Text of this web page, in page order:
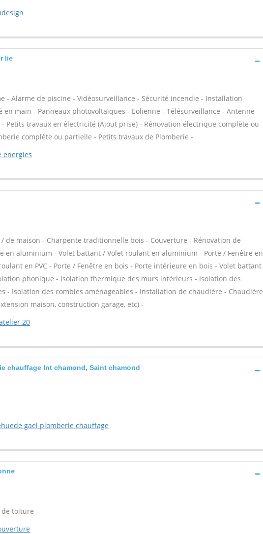
lie
- Alarme de piscine - Vidéosurveillance - Sécurité incendie - Installation
en main - Panneaux photovoltaïques - Eolienne - Télésurveillance - Antenne
Petits travaux en électricité (Ajout prise) - Rénovation électrique complète ou
complète ou partielle - Petits travaux de Plomberie -
energies
/ de maison - Charpente traditionnelle bois - Couverture - Rénovation de
en aluminium - Volet battant / Volet roulant en aluminium - Porte / Fenêtre en
en PVC - Porte / Fenêtre en bois - Porte intérieure en bois - Volet battant
phonique - Isolation thermique des murs intérieurs - Isolation des
- Isolation des combles aménageables - Installation de chaudière - Chaudière
maison, construction garage, etc) -
20
chauffage Int chamond, Saint chamond
gael plomberie chauffage
de toiture -